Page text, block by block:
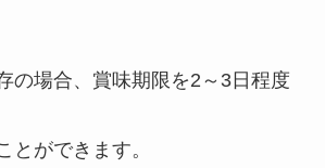
の場合、賞味期限を2～3日程度
とができます。